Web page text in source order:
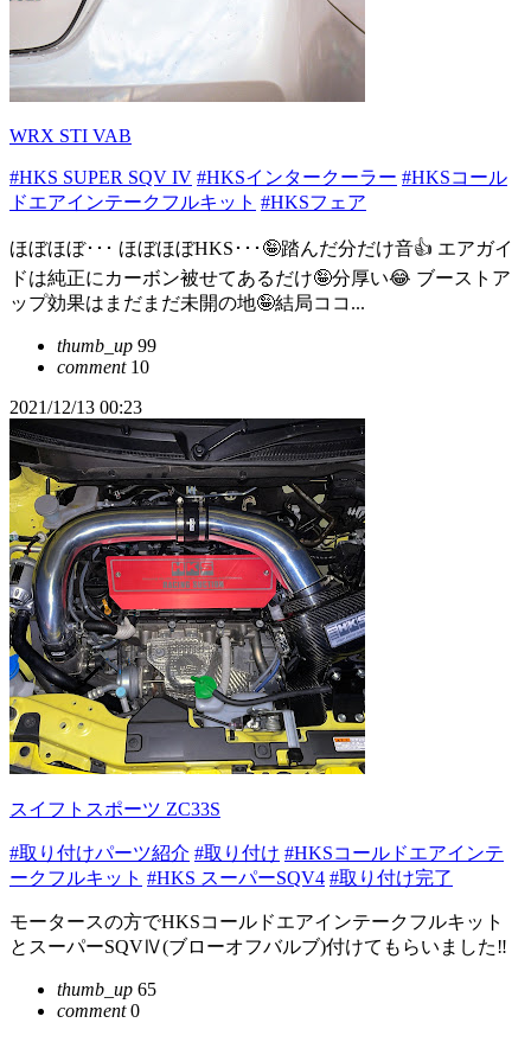
WRX STI VAB
#HKS SUPER SQV IV #HKSインタークーラー #HKSコール
ドエアインテークフルキット #HKSフェア
ほぼほぼ･･･ ほぼほぼHKS･･･🤪踏んだ分だけ音👍 エアガイ
ドは純正にカーボン被せてあるだけ🤪分厚い😂 ブーストア
ップ効果はまだまだ未開の地🤪結局ココ...
thumb_up 99
comment10
2021/12/13 00:23
スイフトスポーツ ZC33S
#取り付けパーツ紹介 #取り付け #HKSコールドエアインテ
ークフルキット #HKS スーパーSQV4 #取り付け完了
モータースの方でHKSコールドエアインテークフルキット
とスーパーSQVⅣ(ブローオフバルブ)付けてもらいました‼️
thumb_up 65
comment0